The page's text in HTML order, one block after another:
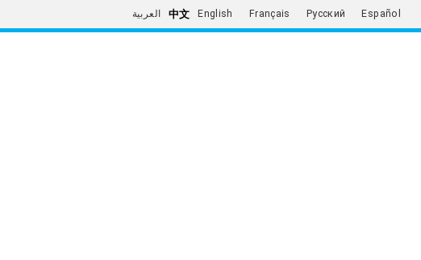
العربية 中文 English Français Русский Español